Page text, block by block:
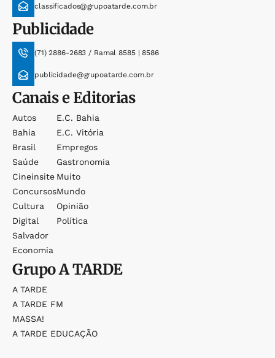
classificados@grupoatarde.com.br
Publicidade
(71) 2886-2683 / Ramal 8585 | 8586
publicidade@grupoatarde.com.br
Canais e Editorias
Autos
Bahia
Brasil
Saúde
Cineinsite
Concursos
Cultura
Digital
Salvador
Economia
E.c. Bahia
E.c. Vitória
Empregos
Gastronomia
Muito
Mundo
Opinião
Política
GrupoA TARDE
A TARDE
A TARDE FM
MASSA!
A TARDE EDUCAÇÃO